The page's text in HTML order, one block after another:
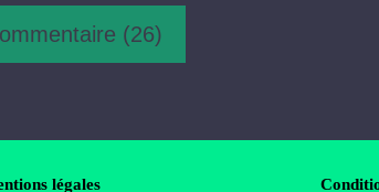
légales